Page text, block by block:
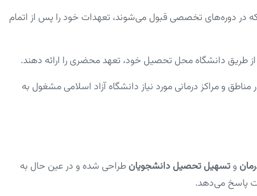
در دوره‌های تخصصی قبول می‌شوند، تعهدات خود را پس از اتمام
از طریق دانشگاه محل تحصیل خود، تعهد محضری را ارائه دهند.
و مراکز درمانی مورد نیاز دانشگاه آزاد اسلامی مشغول به
و تسهیل تحصیل دانشجویان طراحی شده و در عین حال به
پاسخ می‌دهد.